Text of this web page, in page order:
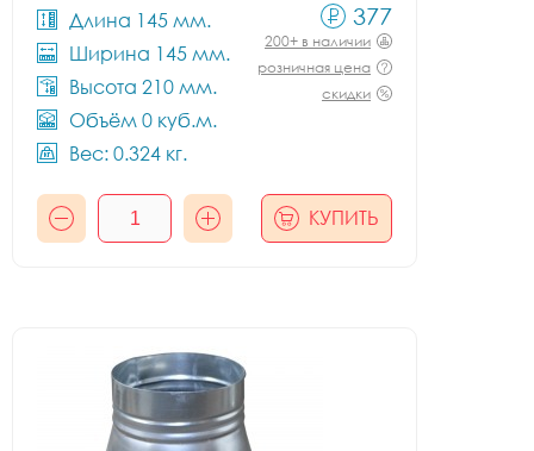
Длина 145 мм.
Ширина 145 мм.
Высота 210 мм.
Объём 0 куб.м.
Вес: 0.324 кг.
377
200+ в наличии
розничная цена
скидки
КУПИТЬ